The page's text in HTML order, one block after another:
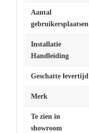
Aantal
gebruikersplaatsen
Installatie
Handleiding
Geschatte levertijd
Merk
Te zien in
showroom